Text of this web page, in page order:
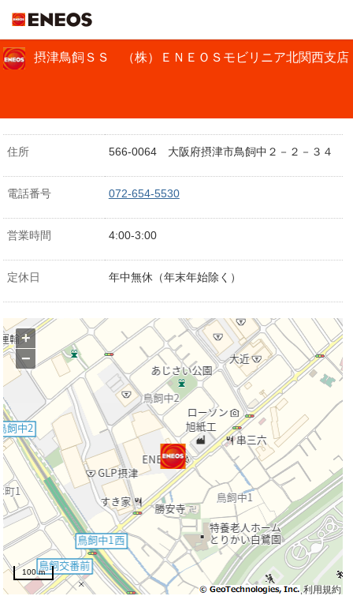
摂津鳥飼ＳＳ （株）ＥＮＥＯＳモビリニア北関西支店
住所 566-0064 大阪府摂津市鳥飼中２－２－３４
電話番号 072-654-5530
営業時間 4:00-3:00
定休日 年中無休（年末年始除く）
利用規約
+
−
100 m